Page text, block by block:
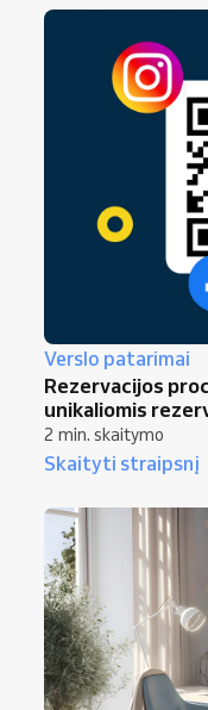
Verslo patarimai
Rezervacijos
unikaliomis
2 min. skaitymo
Skaityti straipsnį